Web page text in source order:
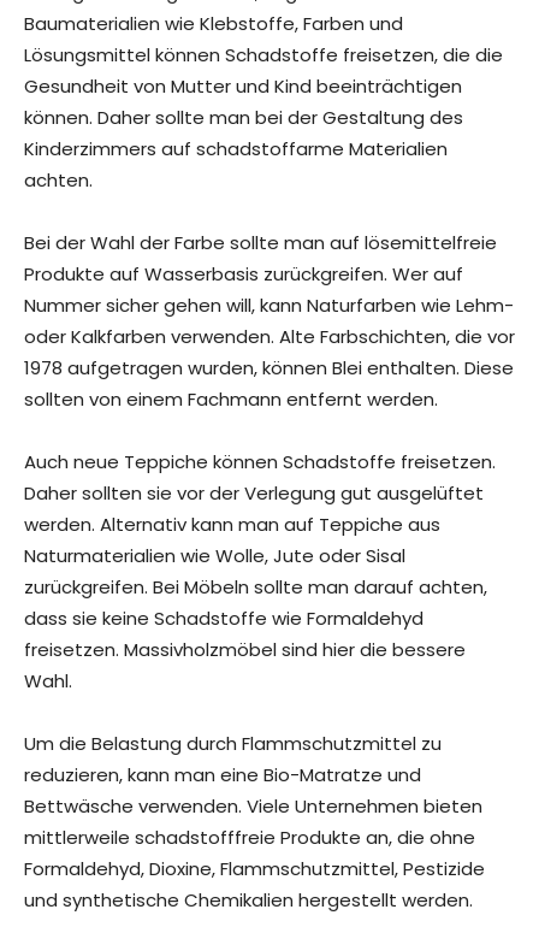
Baumaterialien wie Klebstoffe, Farben und
Lösungsmittel können Schadstoffe freisetzen, die die
Gesundheit von Mutter und Kind beeinträchtigen
können. Daher sollte man bei der Gestaltung des
Kinderzimmers auf schadstoffarme Materialien
achten.
Bei der Wahl der Farbe sollte man auf lösemittelfreie
Produkte auf Wasserbasis zurückgreifen. Wer auf
Nummer sicher gehen will, kann Naturfarben wie Lehm-
oder Kalkfarben verwenden. Alte Farbschichten, die vor
1978 aufgetragen wurden, können Blei enthalten. Diese
sollten von einem Fachmann entfernt werden.
Auch neue Teppiche können Schadstoffe freisetzen.
Daher sollten sie vor der Verlegung gut ausgelüftet
werden. Alternativ kann man auf Teppiche aus
Naturmaterialien wie Wolle, Jute oder Sisal
zurückgreifen. Bei Möbeln sollte man darauf achten,
dass sie keine Schadstoffe wie Formaldehyd
freisetzen. Massivholzmöbel sind hier die bessere
Wahl.
Um die Belastung durch Flammschutzmittel zu
reduzieren, kann man eine Bio-Matratze und
Bettwäsche verwenden. Viele Unternehmen bieten
mittlerweile schadstofffreie Produkte an, die ohne
Formaldehyd, Dioxine, Flammschutzmittel, Pestizide
und synthetische Chemikalien hergestellt werden.